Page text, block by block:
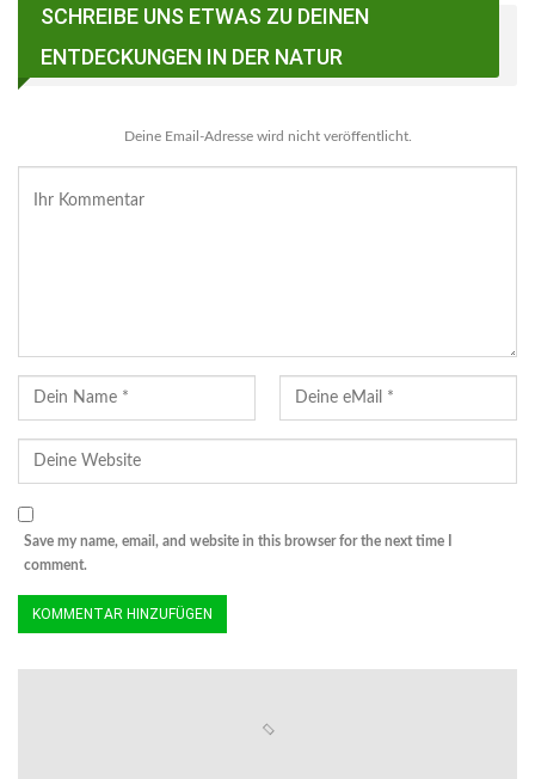
Facebook Messenger
SCHREIBE UNS ETWAS ZU DEINEN
ENTDECKUNGEN IN DER NATUR
Deine Email-Adresse wird nicht veröffentlicht.
Save my name, email, and website in this browser for the next time I
comment.